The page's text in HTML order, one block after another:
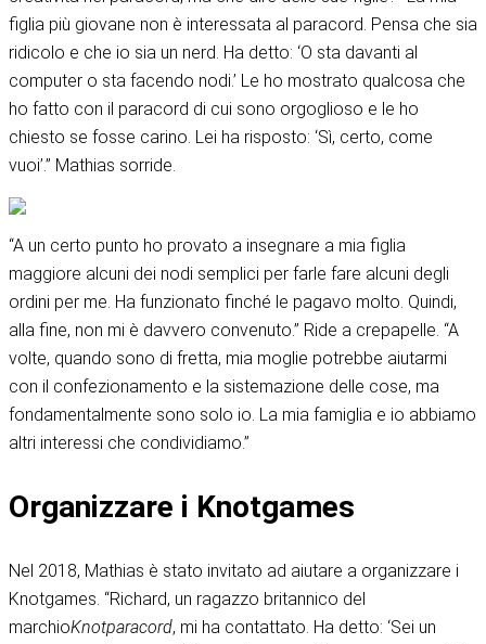
figlia più giovane non è interessata al paracord. Pensa che sia
ridicolo e che io sia un nerd. Ha detto: ‘O sta davanti al
computer o sta facendo nodi.’ Le ho mostrato qualcosa che
ho fatto con il paracord di cui sono orgoglioso e le ho
chiesto se fosse carino. Lei ha risposto: ‘Sì, certo, come
vuoi’.” Mathias sorride.
“A un certo punto ho provato a insegnare a mia figlia
maggiore alcuni dei nodi semplici per farle fare alcuni degli
ordini per me. Ha funzionato finché le pagavo molto. Quindi,
alla fine, non mi è davvero convenuto.” Ride a crepapelle. “A
volte, quando sono di fretta, mia moglie potrebbe aiutarmi
con il confezionamento e la sistemazione delle cose, ma
fondamentalmente sono solo io. La mia famiglia e io abbiamo
altri interessi che condividiamo.”
Organizzare i Knotgames
Nel 2018, Mathias è stato invitato ad aiutare a organizzare i
Knotgames. “Richard, un ragazzo britannico del
marchioKnotparacord, mi ha contattato. Ha detto: ‘Sei un